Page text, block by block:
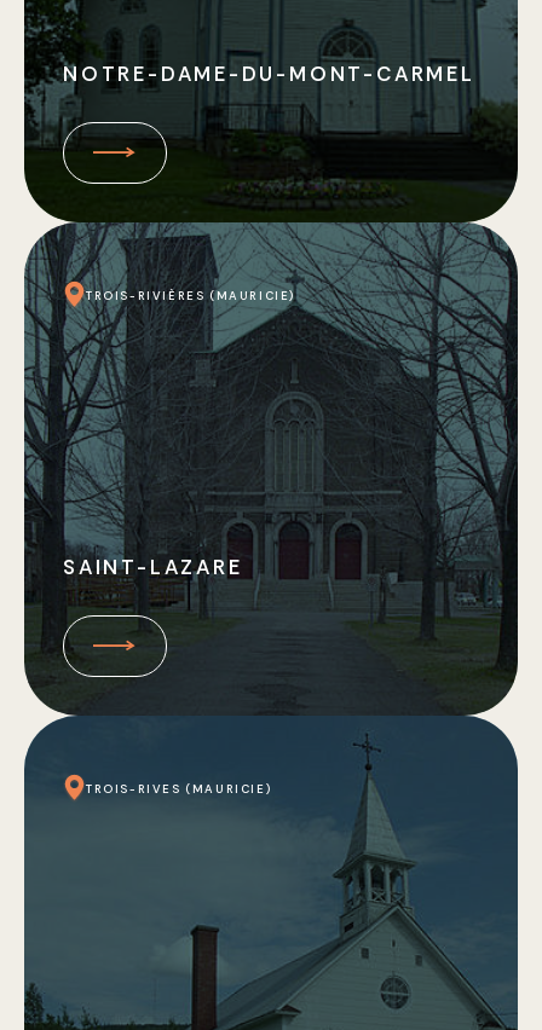
NOTRE-DAME-DU-MONT-CARMEL
TROIS-RIVIÈRES (MAURICIE)
SAINT-LAZARE
TROIS-RIVES (MAURICIE)